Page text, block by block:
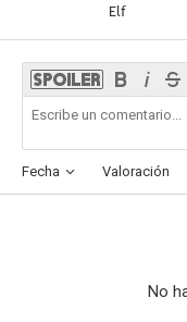
Elf
Fecha Valoración
No